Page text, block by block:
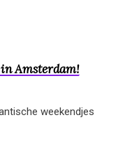
Amsterdam!
weekendjes